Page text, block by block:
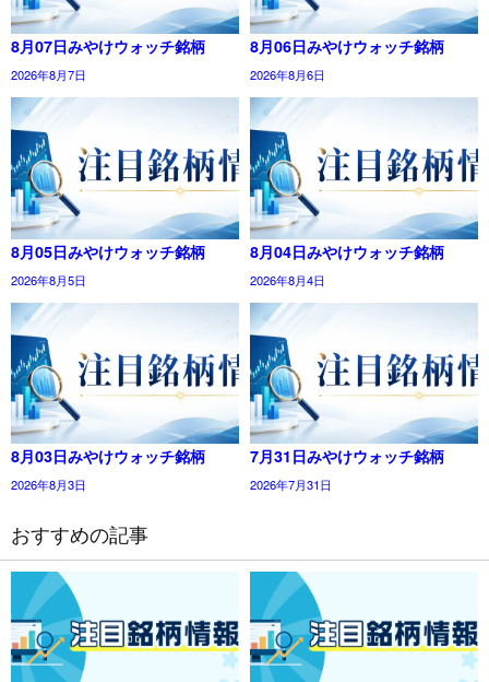
8月07日みやけウォッチ銘柄
2026年8月7日
8月06日みやけウォッチ銘柄
2026年8月6日
8月05日みやけウォッチ銘柄
2026年8月5日
8月04日みやけウォッチ銘柄
2026年8月4日
8月03日みやけウォッチ銘柄
2026年8月3日
7月31日みやけウォッチ銘柄
2026年7月31日
おすすめの記事